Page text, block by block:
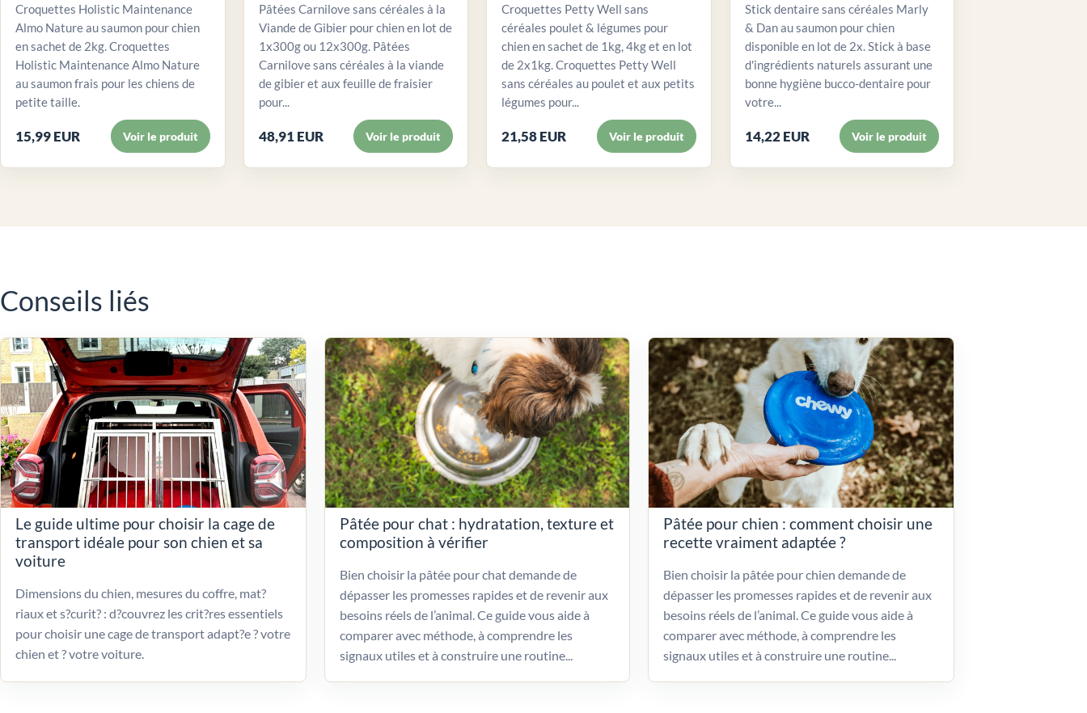
Croquettes Holistic Maintenance
Almo Nature au saumon pour chien
en sachet de 2kg. Croquettes
Holistic Maintenance Almo Nature
au saumon frais pour les chiens de
petite taille.
15,99 EUR Voir le produit
Pâtées Carnilove sans céréales à la
Viande de Gibier pour chien en lot de
1x300g ou 12x300g. Pâtées
Carnilove sans céréales à la viande
de gibier et aux feuille de fraisier
pour...
48,91 EUR Voir le produit
Croquettes Petty Well sans
céréales poulet & légumes pour
chien en sachet de 1kg, 4kg et en lot
de 2x1kg. Croquettes Petty Well
sans céréales au poulet et aux petits
légumes pour...
21,58 EUR Voir le produit
Stick dentaire sans céréales Marly
& Dan au saumon pour chien
disponible en lot de 2x. Stick à base
d'ingrédients naturels assurant une
bonne hygiène bucco-dentaire pour
votre...
14,22 EUR Voir le produit
Conseils liés
Le guide ultime pour choisir la cage de
transport idéale pour son chien et sa
voiture
Dimensions du chien, mesures du coffre, mat?
riaux et s?curit? : d?couvrez les crit?res essentiels
pour choisir une cage de transport adapt?e ? votre
chien et ? votre voiture.
Pâtée pour chat : hydratation, texture et
composition à vérifier
Bien choisir la pâtée pour chat demande de
dépasser les promesses rapides et de revenir aux
besoins réels de l’animal. Ce guide vous aide à
comparer avec méthode, à comprendre les
signaux utiles et à construire une routine...
Pâtée pour chien : comment choisir une
recette vraiment adaptée ?
Bien choisir la pâtée pour chien demande de
dépasser les promesses rapides et de revenir aux
besoins réels de l’animal. Ce guide vous aide à
comparer avec méthode, à comprendre les
signaux utiles et à construire une routine...